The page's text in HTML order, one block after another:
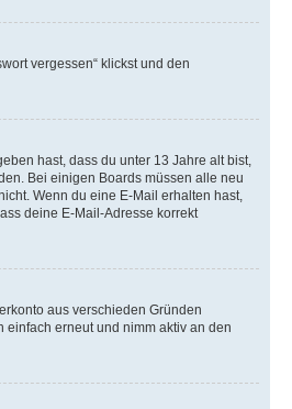
vergessen“ klickst und den
hast, dass du unter 13 Jahre alt bist,
Bei einigen Boards müssen alle neu
Wenn du eine E-Mail erhalten hast,
deine E-Mail-Adresse korrekt
aus verschieden Gründen
erneut und nimm aktiv an den